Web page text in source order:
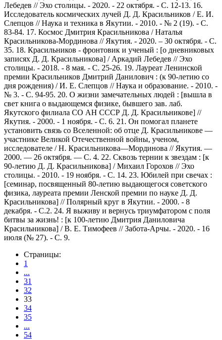
Лебедев // Эхо столицы. - 2020. - 22 октября. - С. 12-13. 16.
Исследователь космических лучей Д. Д. Красильников / Е. И.
Слепцов // Наука и техника в Якутии. - 2010. - № 2 (19). - С.
83-84. 17. Космос Дмитрия Красильникова / Наталья
Красильникова-Мординова // Якутия. - 2020. – 30 октября. - С.
35. 18. Красильников - фронтовик и ученый : [о дневниковых
записях Д. Д. Красильникова] / Аркадий Лебедев // Эхо
столицы. - 2018. - 8 мая. - С. 25-26. 19. Лауреат Ленинской
премии Красильников Дмитрий Данилович : (к 90-летию со
дня рождения) / И. Е. Слепцов // Наука и образование. - 2010. -
№ 3. - С. 94-95. 20. О жизни замечательных людей : [вышла в
свет книга о выдающемся физике, бывшего зав. лаб.
Якутского филиала СО АН СССР Д. Д. Красильникове] //
Якутия. - 2000. - 1 ноября. - С. 6. 21. Он помогал планете
установить связь со Вселенной: об отце Д. Красильникове —
участнике Великой Отечественной войны, ученом,
исследователе / Н. Красильникова—Мординова // Якутия. —
2000. — 26 октября. — С. 4. 22. Сквозь тернии к звездам : [к
90-летию Д. Д. Красильникова] / Михаил Горохов // Эхо
столицы. - 2010. - 19 ноября. - С. 14. 23. Юбилей при свечах :
[семинар, посвященный 80-летию выдающегося советского
физика, лауреата премии Ленской премии по науке Д. Д.
Красильникова] // Полярный круг в Якутии. - 2000. - 8
декабря. - С.2. 24. Я выживу и вернусь триумфатором с поля
битвы за жизнь! : [к 100-летию Дмитрия Даниловича
Красильникова] / В. Е. Тимофеев // Забота-Арчы. - 2020. - 16
июля (№ 27). - С. 9.
Страницы:
1
...
31
32
33
34
35
...
54